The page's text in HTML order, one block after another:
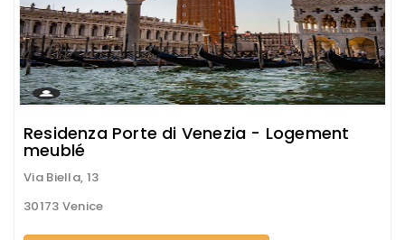
Residenza Porte di Venezia - Logement
meublé
Via Biella, 13
30173 Venice